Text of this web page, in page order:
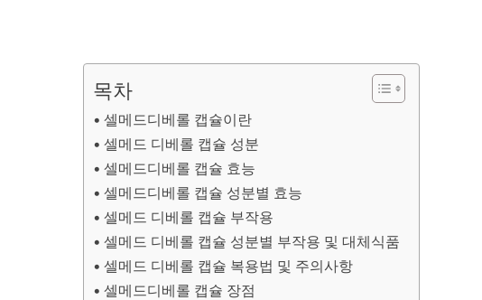
목차
셀메드디베롤 캡슐이란
셀메드 디베롤 캡슐 성분
셀메드디베롤 캡슐 효능
셀메드디베롤 캡슐 성분별 효능
셀메드 디베롤 캡슐 부작용
셀메드 디베롤 캡슐 성분별 부작용 및 대체식품
셀메드 디베롤 캡슐 복용법 및 주의사항
셀메드디베롤 캡슐 장점